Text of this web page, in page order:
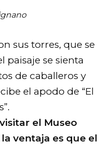
sus torres, que se
paisaje se sienta
de caballeros y
el apodo de “El
el Museo
ventaja es que el